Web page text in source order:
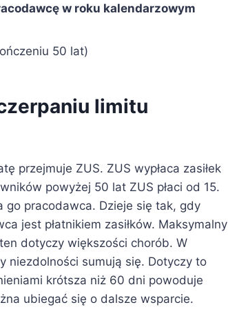
w roku kalendarzowym
50 lat)
limitu
przejmuje ZUS. ZUS wypłaca zasiłek
powyżej 50 lat ZUS płaci od 15.
go pracodawca. Dzieje się tak, gdy
jest płatnikiem zasiłków. Maksymalny
dotyczy większości chorób. W
niezdolności sumują się. Dotyczy to
krótsza niż 60 dni powoduje
ubiegać się o dalsze wsparcie.